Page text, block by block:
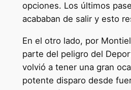
opciones. Los últimos
acababan de salir y esto
En el otro lado, por
parte del peligro del
volvió a tener una gran
potente disparo desde